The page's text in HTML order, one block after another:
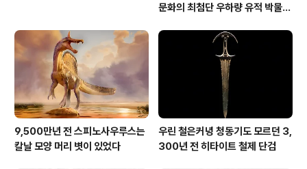
문화의 최첨단 우하량 유적 박물관
9,500만년 전 스피노사우루스는
칼날 모양 머리 볏이 있었다
우린 철은커녕 청동기도 모르던 3,
300년 전 히타이트 철제 단검